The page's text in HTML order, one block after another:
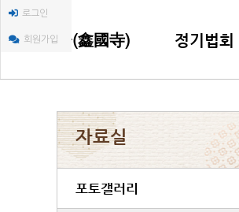
로그인
회원가입
금국사(鑫國寺)
금국사(鑫國寺) 창건 이야기
주지(住持)스님 인사말씀
주지(住持)스님 행장소개
신도회 조직
정기법회
명상선원법회
年ㆍ月中행사
자료실
포토갤러리